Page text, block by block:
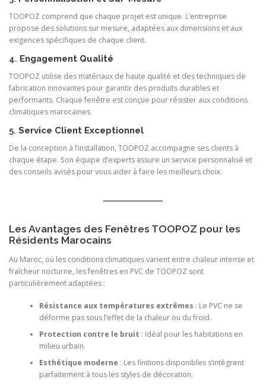
TOOPOZ comprend que chaque projet est unique. L’entreprise
propose des solutions sur mesure, adaptées aux dimensions et aux
exigences spécifiques de chaque client.
4. Engagement Qualité
TOOPOZ utilise des matériaux de haute qualité et des techniques de
fabrication innovantes pour garantir des produits durables et
performants. Chaque fenêtre est conçue pour résister aux conditions
climatiques marocaines.
5. Service Client Exceptionnel
De la conception à l’installation, TOOPOZ accompagne ses clients à
chaque étape. Son équipe d’experts assure un service personnalisé et
des conseils avisés pour vous aider à faire les meilleurs choix.
Les Avantages des Fenêtres TOOPOZ pour les
Résidents Marocains
Au Maroc, où les conditions climatiques varient entre chaleur intense et
fraîcheur nocturne, les fenêtres en PVC de TOOPOZ sont
particulièrement adaptées :
Résistance aux températures extrêmes : Le PVC ne se
déforme pas sous l’effet de la chaleur ou du froid.
Protection contre le bruit : Idéal pour les habitations en
milieu urbain.
Esthétique moderne : Les finitions disponibles s’intègrent
parfaitement à tous les styles de décoration.